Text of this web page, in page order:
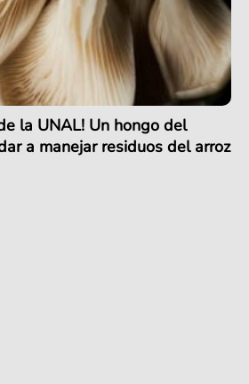
la UNAL! Un hongo del
a manejar residuos del arroz